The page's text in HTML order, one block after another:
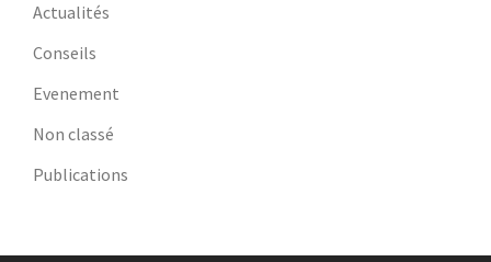
Actualités
Conseils
Evenement
Non classé
Publications